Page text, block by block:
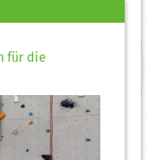
für die